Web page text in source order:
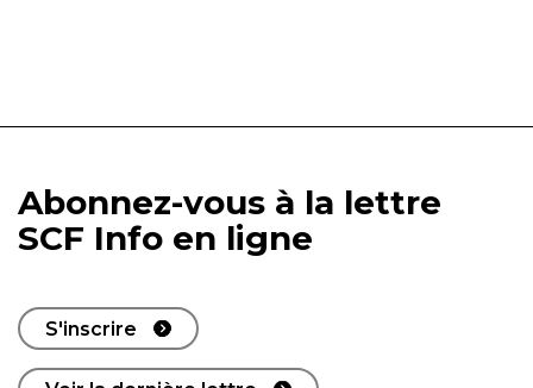
Abonnez-vous à la lettre
SCF Info en ligne
S'inscrire